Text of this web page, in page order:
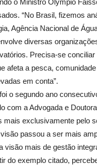
o Ministro Olympio
“No Brasil, fizemos
Agência Nacional de
diversas
Precisa-se
afeta a pesca,
em conta”.
o segundo ano
com a Advogada e
mais exclusivamente pelo
passou a ser mais
visão mais de gestão
do exemplo citado,